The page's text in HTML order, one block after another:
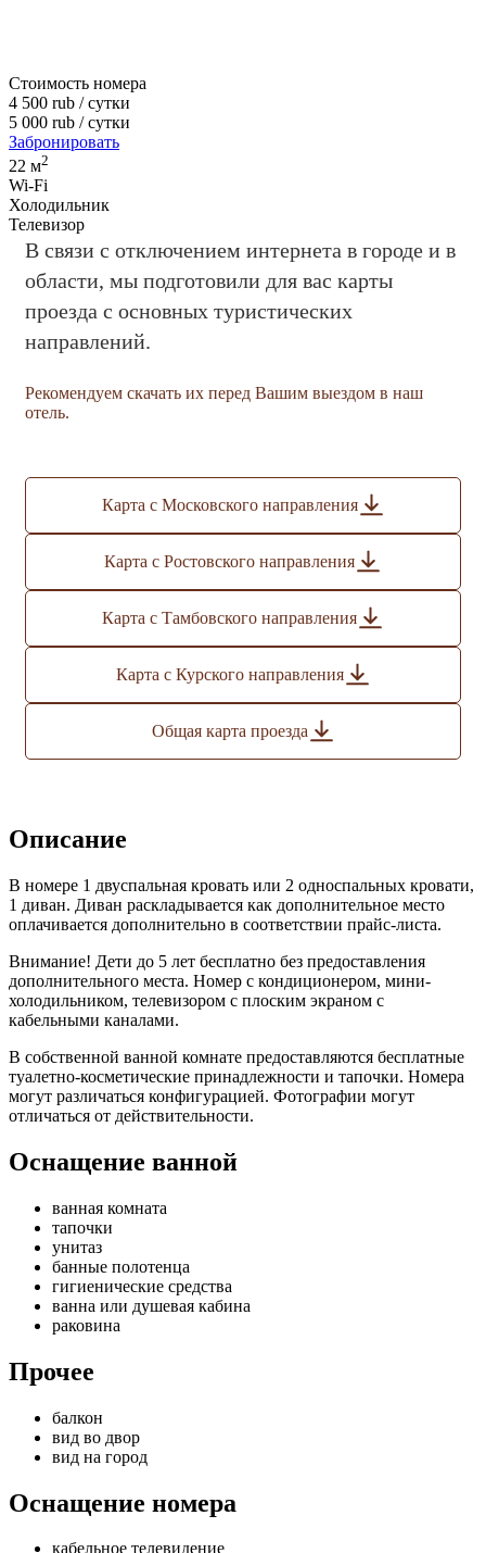
Стоимость номера
4 500 rub / сутки
5 000 rub / сутки
Забронировать
22 м2
Wi-Fi
Холодильник
Телевизор
В связи с отключением интернета в городе и в
области, мы подготовили для вас карты
проезда с основных туристических
направлений.
Рекомендуем скачать их перед Вашим выездом в наш
отель.
Карта с Московского направления
Карта с Ростовского направления
Карта с Тамбовского направления
Карта с Курского направления
Общая карта проезда
Описание
В номере 1 двуспальная кровать или 2 односпальных кровати,
1 диван. Диван раскладывается как дополнительное место
оплачивается дополнительно в соответствии прайс-листа.
Внимание! Дети до 5 лет бесплатно без предоставления
дополнительного места. Номер с кондиционером, мини-
холодильником, телевизором с плоским экраном с
кабельными каналами.
В собственной ванной комнате предоставляются бесплатные
туалетно-косметические принадлежности и тапочки. Номера
могут различаться конфигурацией. Фотографии могут
отличаться от действительности.
Оснащение ванной
ванная комната
тапочки
унитаз
банные полотенца
гигиенические средства
ванна или душевая кабина
раковина
Прочее
балкон
вид во двор
вид на город
Оснащение номера
кабельное телевидение